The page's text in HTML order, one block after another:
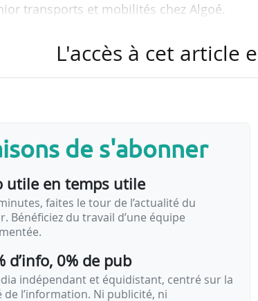
transports et mobilités chez Algoé.
L'accès à cet article
de s'abonner
utile en temps utile
faites le tour de l’actualité du
Bénéficiez du travail d’une équipe
d’info, 0% de pub
indépendant et équidistant, centré sur la
de l’information. Ni publicité, ni